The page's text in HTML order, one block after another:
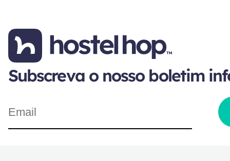
Subscreva o nosso boletim